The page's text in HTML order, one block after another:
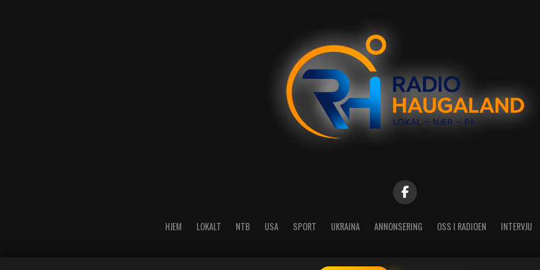
HJEM LOKALT NTB USA SPORT UKRAINA ANNONSERING OSS I RADIOEN INTERVJU